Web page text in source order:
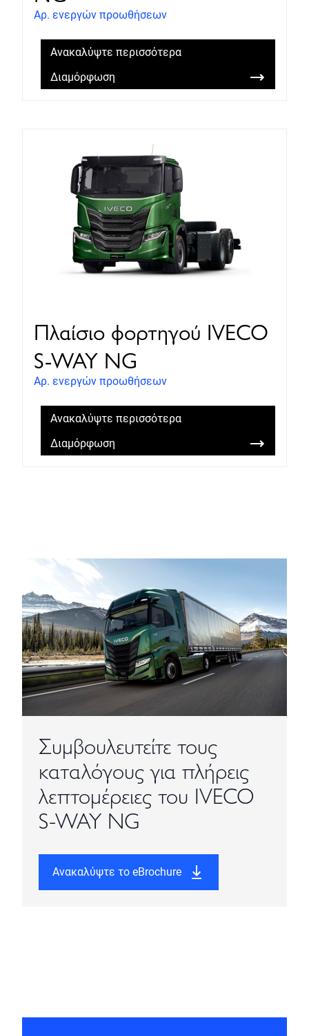
Αρ. ενεργών προωθήσεων
Ανακαλύψτε περισσότερα
Διαμόρφωση
Πλαίσιο φορτηγού IVECO
S-WAY NG
Αρ. ενεργών προωθήσεων
Ανακαλύψτε περισσότερα
Διαμόρφωση
Συμβουλευτείτε τους
καταλόγους για πλήρεις
λεπτομέρειες του IVECO
S-WAY NG
Ανακαλύψτε το eBrochure